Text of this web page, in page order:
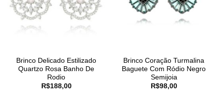
Brinco Delicado Estilizado
Quartzo Rosa Banho De
Rodio
R$188,00
Brinco Coração Turmalina
Baguete Com Ródio Negro
Semijoia
R$98,00